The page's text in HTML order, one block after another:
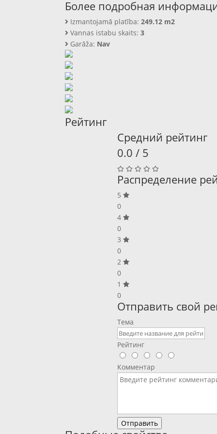
Более подробная
Izmantojamā platība:249.12 m2
Vannas istabu skaits:3
Garāža: Nav
Рейтинг
Средний рейтинг
0.0 / 5
Распределение
5
0
4
0
3
0
2
0
1
0
Отправить свой
Тема
Рейтинг
Комментар
Отправить